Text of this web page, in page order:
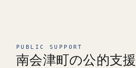
PUBLIC SUPPORT
南会津町の公的支援